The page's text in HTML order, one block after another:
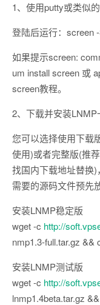
1、使用putty或类似
登陆后运行：screen
如果提示screen:
um install screen 或
screen教程。
2、下载并安装LNMP
您可以选择使用下载
使用)或者完整版(推
找国内下载地址替换
需要的源码文件预先
安装LNMP稳定版
wget -c http://
nmp1.3-full.tar.gz &&
安装LNMP测试版
wget -c http://
lnmp1.4beta.tar.gz